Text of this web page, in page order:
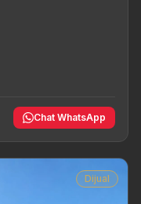
Chat WhatsApp
Dijual